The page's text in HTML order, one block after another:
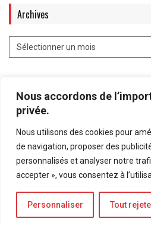
Nous accordons de
privée.
Nous utilisons des cookies pour
de navigation, proposer des
personnalisés et analyser notre
accepter », vous consentez à
Personnaliser Tout
Archives
Mentions légales Politique de
Bluesky
LinkedIn
Twitter
© Forces Operations